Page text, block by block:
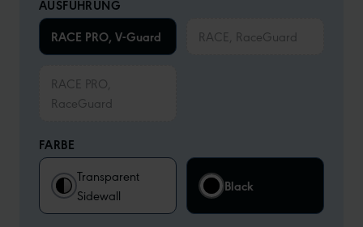
AUSFÜHRUNG
RACE PRO, V-Guard
RACE, RaceGuard
RACE PRO,
RaceGuard
FARBE
Transparent
Sidewall
Black